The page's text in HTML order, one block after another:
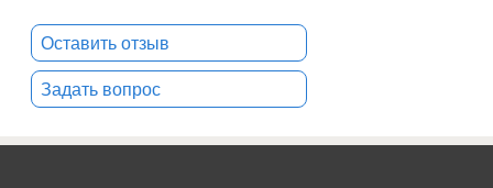
Оставить отзыв
Задать вопрос